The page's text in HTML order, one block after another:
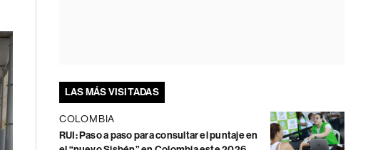
LAS MÁS VISITADAS
COLOMBIA
RUI: Paso a paso para consultar el puntaje en